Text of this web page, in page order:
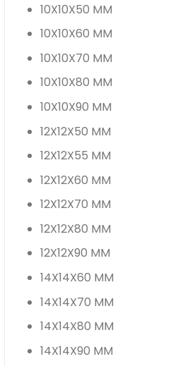
10X10X50 MM
10X10X60 MM
10X10X70 MM
10X10X80 MM
10X10X90 MM
12X12X50 MM
12X12X55 MM
12X12X60 MM
12X12X70 MM
12X12X80 MM
12X12X90 MM
14X14X60 MM
14X14X70 MM
14X14X80 MM
14X14X90 MM